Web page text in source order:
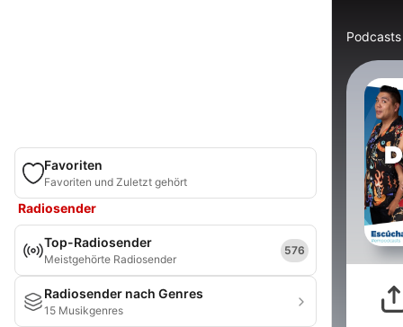
Favoriten
Favoriten und Zuletzt gehört
Radiosender
Top-Radiosender
Meistgehörte Radiosender
576
Radiosender nach Genres
15 Musikgenres
Podcasts